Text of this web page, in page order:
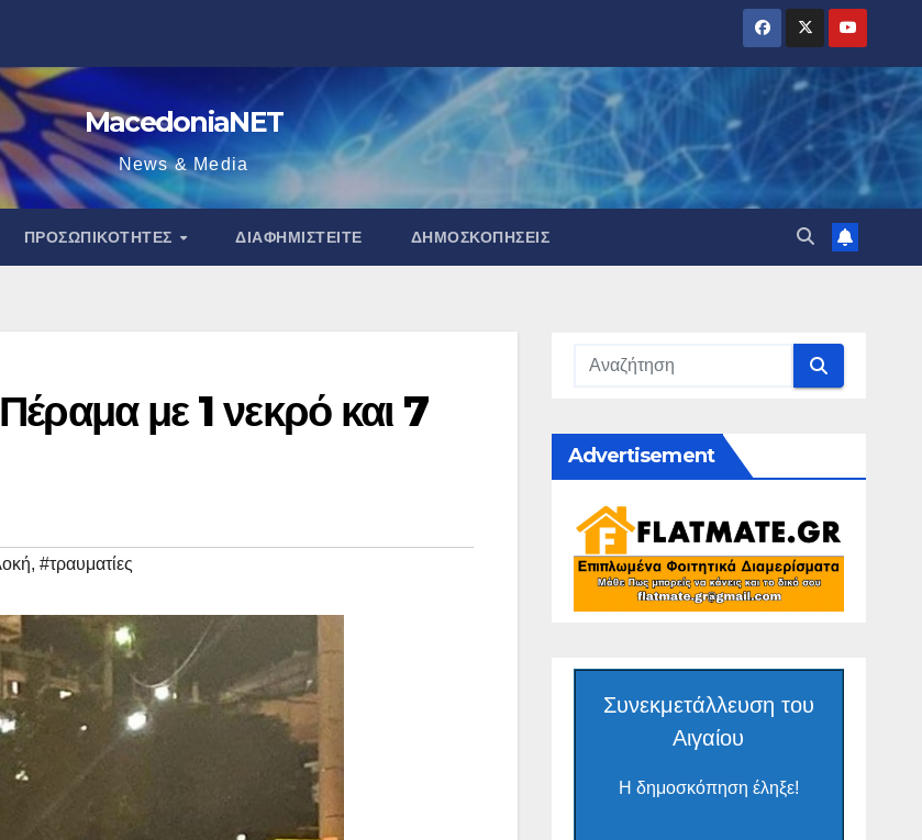
MacedoniaNET
News & Media
ΠΡΟΣΩΠΙΚΌΤΗΤΕΣ ΔΙΑΦΗΜΙΣΤΕΊΤΕ ΔΗΜΟΣΚΟΠΉΣΕΙΣ
με 1 νεκρό και 7
, #τραυματίες
Advertisement
Συνεκμετάλλευση του
Αιγαίου
Η δημοσκόπηση έληξε!